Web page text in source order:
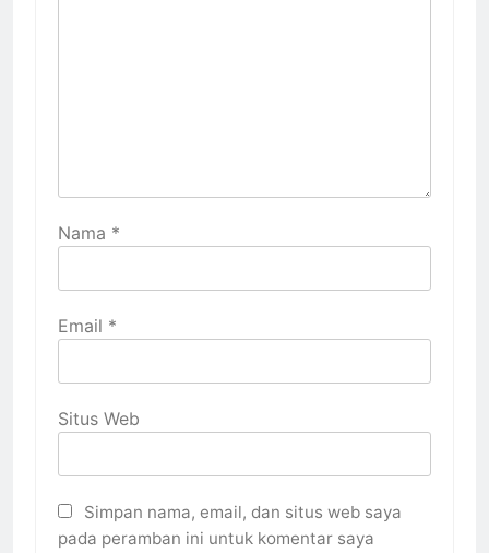
Nama *
Email *
Situs Web
Simpan nama, email, dan situs web saya
pada peramban ini untuk komentar saya